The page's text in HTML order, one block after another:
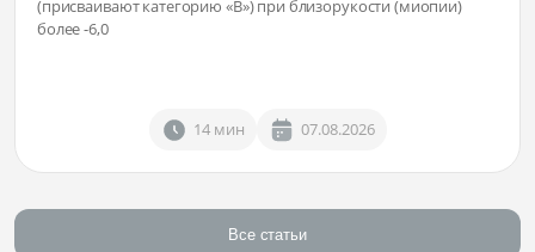
(присваивают категорию «В») при близорукости (миопии)
более -6,0
14 мин 07.08.2026
Все статьи